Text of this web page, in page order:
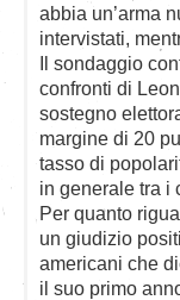
abbia un’arma
intervistati,
Il sondaggio
confronti di
sostegno
margine di 20
tasso di
in generale tra i
Per quanto
un giudizio
americani che
il suo primo